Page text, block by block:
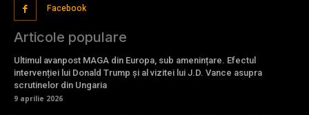
Facebook
Articole populare
Ultimul avanpost MAGA din Europa, sub amenințare. Efectul
intervenției lui Donald Trump și al vizitei lui J.D. Vance asupra
scrutinelor din Ungaria
9 aprilie 2026